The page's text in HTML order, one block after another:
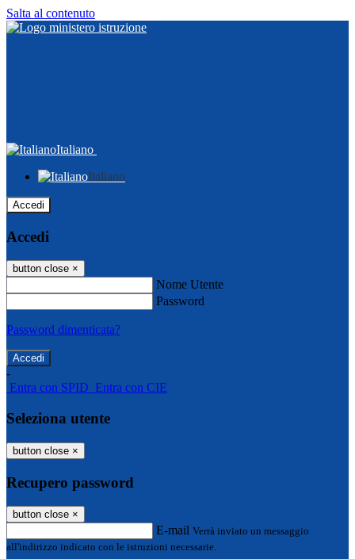
Salta al contenuto
Italiano
Italiano
Accedi
Accedi
button close ×
Nome Utente
Password
Password dimenticata?
-
Entra con SPID Entra con CIE
Seleziona utente
button close ×
Recupero password
button close ×
E-mail Verrà inviato un messaggio
all'indirizzo indicato con le istruzioni necessarie.